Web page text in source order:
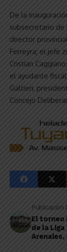
De la
subsecretario de
director
Ferreyra; el jefe
Cristian
el ayudante
Galtieri,
Concejo
Publicación
El torneo
de la Liga
Arenales,